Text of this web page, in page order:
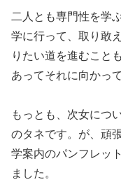
二人とも専門性を学
学に行って、取り敢
りたい道を進むこと
あってそれに向かっ
もっとも、次女につ
のタネです。が、頑
学案内のパンフレッ
ました。